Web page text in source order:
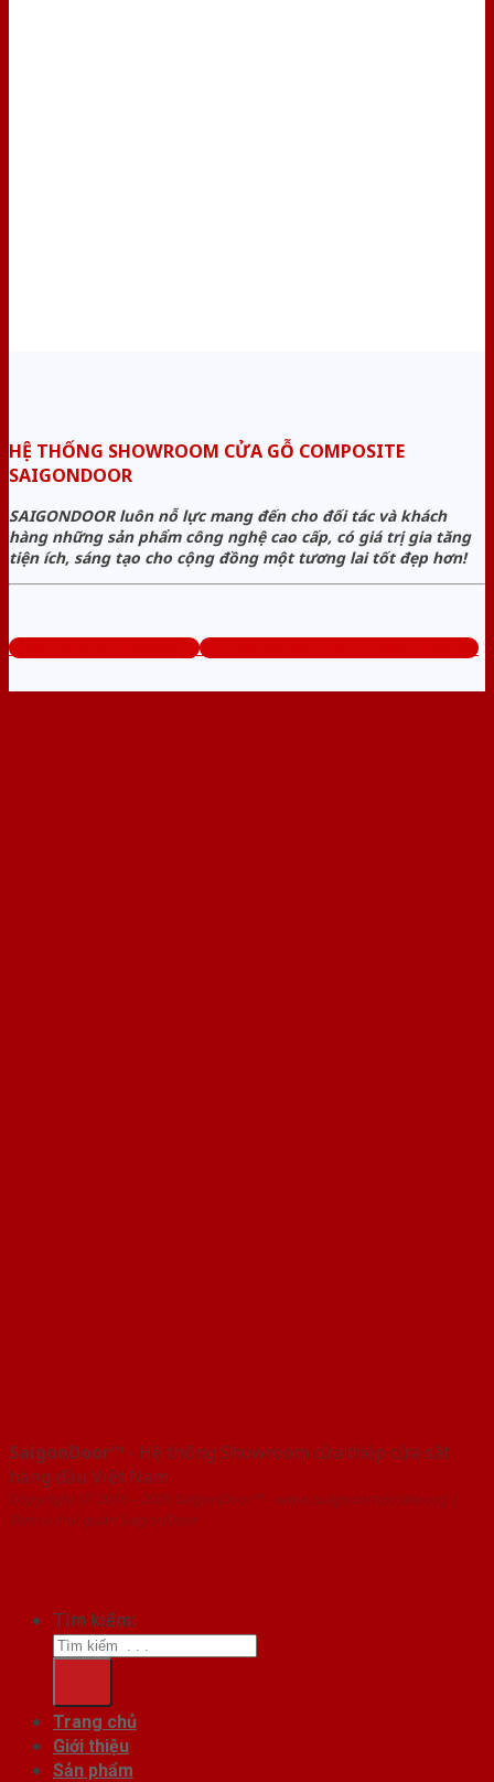
HỆ THỐNG SHOWROOM CỬA GỖ COMPOSITE
SAIGONDOOR
SAIGONDOOR luôn nỗ lực mang đến cho đối tác và khách
hàng những sản phẩm công nghệ cao cấp, có giá trị gia tăng
tiện ích, sáng tạo cho cộng đồng một tương lai tốt đẹp hơn!
www.cuagocomposite.org Tổng đài tư vấn miễn phí: 0824.400.400
SaigonDoor™ - Hệ thống Showroom cửa thép cửa sắt
hàng đầu Việt Nam
Copyright ⓒ 2016 – 2026 SaigonDoor™ - www.cuagocomposite.org |
Đơn vị chủ quản SaigonDoor
Tìm kiếm:
Trang chủ
Giới thiệu
Sản phẩm